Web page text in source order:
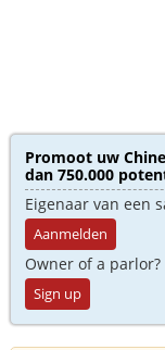
Promoot uw
dan 750.000
Eigenaar van een
Aanmelden
Owner of a
Sign up